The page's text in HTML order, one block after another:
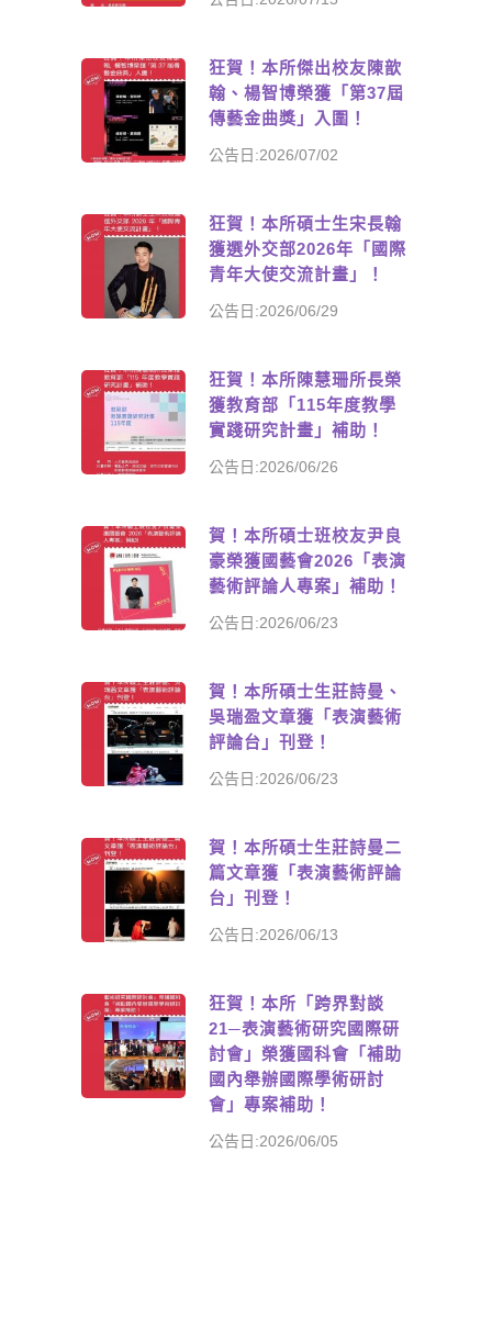
狂賀！本所傑出校友陳歆
翰、楊智博榮獲「第37屆
傳藝金曲獎」入圍！
公告日:2026/07/02
狂賀！本所碩士生宋長翰
獲選外交部2026年「國際
青年大使交流計畫」！
公告日:2026/06/29
狂賀！本所陳慧珊所長榮
獲教育部「115年度教學
實踐研究計畫」補助！
公告日:2026/06/26
賀！本所碩士班校友尹良
豪榮獲國藝會2026「表演
藝術評論人專案」補助！
公告日:2026/06/23
賀！本所碩士生莊詩曼、
吳瑞盈文章獲「表演藝術
評論台」刊登！
公告日:2026/06/23
賀！本所碩士生莊詩曼二
篇文章獲「表演藝術評論
台」刊登！
公告日:2026/06/13
狂賀！本所「跨界對談
21─表演藝術研究國際研
討會」榮獲國科會「補助
國內舉辦國際學術研討
會」專案補助！
公告日:2026/06/05